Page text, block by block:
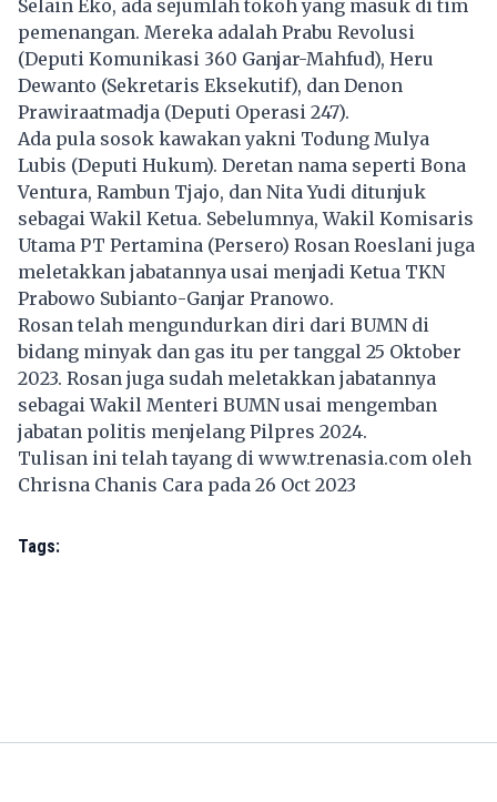
Selain Eko, ada sejumlah tokoh yang masuk di tim
pemenangan. Mereka adalah Prabu Revolusi
(Deputi Komunikasi 360 Ganjar-Mahfud), Heru
Dewanto (Sekretaris Eksekutif), dan Denon
Prawiraatmadja (Deputi Operasi 247).
Ada pula sosok kawakan yakni Todung Mulya
Lubis (Deputi Hukum). Deretan nama seperti Bona
Ventura, Rambun Tjajo, dan Nita Yudi ditunjuk
sebagai Wakil Ketua. Sebelumnya, Wakil Komisaris
Utama PT Pertamina (Persero) Rosan Roeslani juga
meletakkan jabatannya usai menjadi Ketua TKN
Prabowo Subianto-Ganjar Pranowo.
Rosan telah mengundurkan diri dari BUMN di
bidang minyak dan gas itu per tanggal 25 Oktober
2023. Rosan juga sudah meletakkan jabatannya
sebagai Wakil Menteri BUMN usai mengemban
jabatan politis menjelang Pilpres 2024.
Tulisan ini telah tayang di www.trenasia.com oleh
Chrisna Chanis Cara pada 26 Oct 2023
Tags: